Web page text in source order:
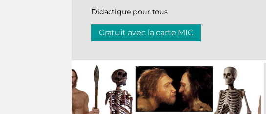
Didactique pour tous
Gratuit avec la carte MIC